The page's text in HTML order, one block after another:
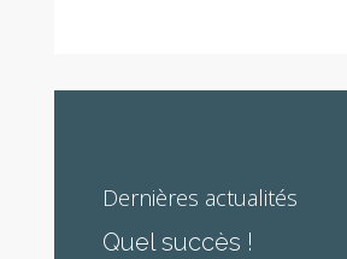
Dernières actualités
Quel succès !